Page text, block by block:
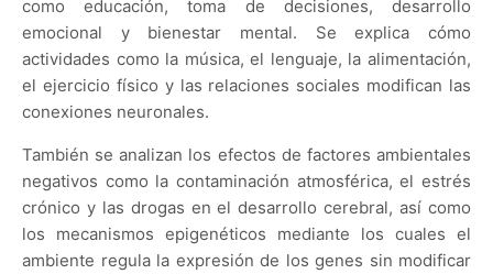
como educación, toma de decisiones, desarrollo
emocional y bienestar mental. Se explica cómo
actividades como la música, el lenguaje, la alimentación,
el ejercicio físico y las relaciones sociales modifican las
conexiones neuronales.
También se analizan los efectos de factores ambientales
negativos como la contaminación atmosférica, el estrés
crónico y las drogas en el desarrollo cerebral, así como
los mecanismos epigenéticos mediante los cuales el
ambiente regula la expresión de los genes sin modificar